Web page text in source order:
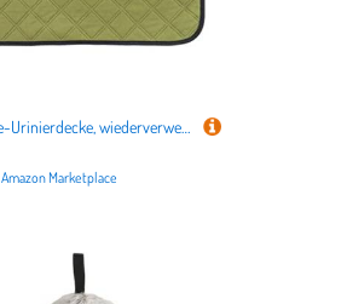
Sxett Hunde-Urinierdecke, wiederverwendbar, saugfähig, waschbar, Welpen-Trainingspad, Haustierbett-Matte für Haustier-Abdeckung, Trainingsmatte, Urinieren, um Möbel im Innenbereich fernzuhalten
Amazon Marketplace